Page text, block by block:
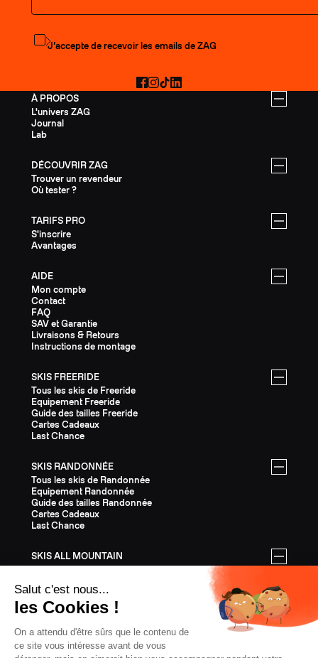
À PROPOS
L'univers ZAG
Journal
Lab
DÉCOUVRIR ZAG
Trouver un revendeur
Où tester ?
TARIFS PRO
S'inscrire
Avantages
AIDE
Mon compte
Contact
FAQ
SAV et Garantie
Livraisons & Retours
Instructions de montage
SKIS FREERIDE
Tous les skis de Freeride
Equipement Freeride
Guide des tailles Freeride
Cartes Cadeaux
Last Chance
SKIS RANDONNÉE
Tous les skis de Randonnée
Equipement Randonnée
Guide des tailles Randonnée
Cartes Cadeaux
Last Chance
SKIS ALL MOUNTAIN
Guide des tailles All Mountain
Cartes Cadeaux
Last Chance
ÉQUIPEMENT
S'abonner à la newsletter
J’accepte de recevoir les emails de ZAG
Facebook
Instagram
TikTokLinkedIn